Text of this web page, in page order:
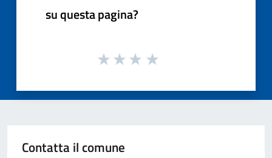
su questa pagina?
Contatta il comune